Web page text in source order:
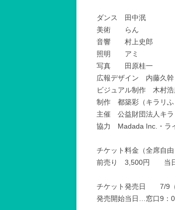
ダンス 田中泯
美術 らん
音響 村上史郎
照明 アミ
写真 田原桂一
広報デザイン 内藤久幹
ビジュアル制作 木村浩
制作 都築彩（キラリふ
主催 公益財団法人キラ
協力 Madada Inc.・ラ
チケット料金（全席
前売り 3,500円 当
チケット発売日 7/9（
発売開始当日…窓口9